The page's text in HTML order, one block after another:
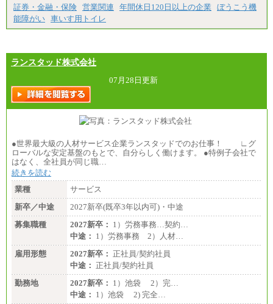
証券・金融・保険 営業関連 年間休日120日以上の企業
ぼうこう機
能障がい 車いす用トイレ
ランスタッド株式会社
07月28日更新
●世界最大級の人材サービス企業ランスタッドでのお仕事！ ∟グ
ローバルな安定基盤のもとで、自分らしく働けます。 ●特例子会社で
はなく、全社員が同じ職…
続きを読む
業種
サービス
新卒／中途
2027新卒(既卒3年以内可)・中途
募集職種
2027新卒： 1）労務事務…契約…
中途： 1）労務事務 2）人材…
雇用形態
2027新卒： 正社員/契約社員
中途： 正社員/契約社員
勤務地
2027新卒： 1）池袋 2）完…
中途： 1）池袋 2) 完全…